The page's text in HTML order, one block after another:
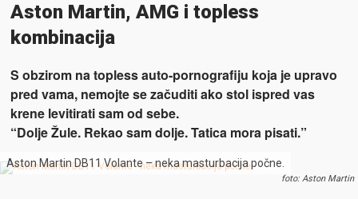
Aston Martin, AMG i topless
kombinacija
S obzirom na topless auto-pornografiju koja je upravo
pred vama, nemojte se začuditi ako stol ispred vas
krene levitirati sam od sebe.
“Dolje Žule. Rekao sam dolje. Tatica mora pisati.”
Aston Martin DB11 Volante – neka masturbacija počne.
foto: Aston Martin